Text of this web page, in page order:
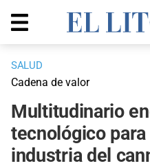
SALUD
Cadena de valor
Multitudinario
tecnológico
industria del